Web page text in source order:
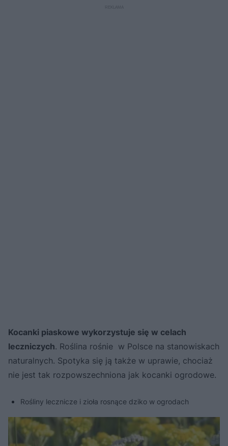
Kocanki piaskowe wykorzystuje się w celach
leczniczych. Roślina rośnie w Polsce na stanowiskach
naturalnych. Spotyka się ją także w uprawie, chociaż
nie jest tak rozpowszechniona jak kocanki ogrodowe.
Rośliny lecznicze i zioła rosnące dziko w ogrodach